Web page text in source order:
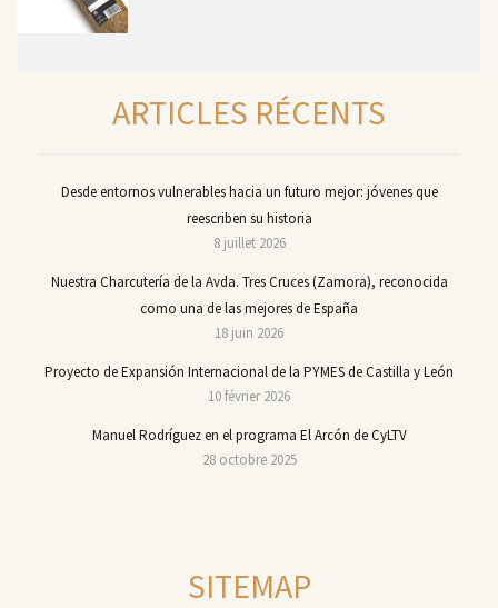
ARTICLES RÉCENTS
Desde entornos vulnerables hacia un futuro mejor: jóvenes que
reescriben su historia
8 juillet 2026
Nuestra Charcutería de la Avda. Tres Cruces (Zamora), reconocida
como una de las mejores de España
18 juin 2026
Proyecto de Expansión Internacional de la PYMES de Castilla y León
10 février 2026
Manuel Rodríguez en el programa El Arcón de CyLTV
28 octobre 2025
SITEMAP